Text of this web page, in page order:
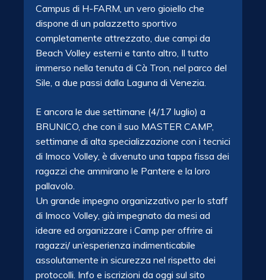
Campus di H-FARM, un vero gioiello che
dispone di un palazzetto sportivo
completamente attrezzato, due campi da
Beach Volley esterni e tanto altro, Il tutto
immerso nella tenuta di Cà Tron, nel parco del
Sile, a due passi dalla Laguna di Venezia.
E ancora le due settimane (4/17 luglio) a
BRUNICO, che con il suo MASTER CAMP,
settimane di alta specializzazione con i tecnici
di Imoco Volley, è divenuto una tappa fissa dei
ragazzi che ammirano le Pantere e la loro
pallavolo.
Un grande impegno organizzativo per lo staff
di Imoco Volley, già impegnato da mesi ad
ideare ed organizzare i Camp per offrire ai
ragazzi/ un’esperienza indimenticabile
assolutamente in sicurezza nel rispetto dei
protocolli. Info e iscrizioni da oggi sul sito